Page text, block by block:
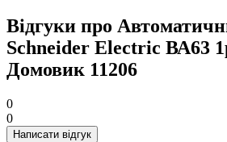
Відгуки про
Schneider Electric ВА63
Домовик 11206
0
0
Написати відгук